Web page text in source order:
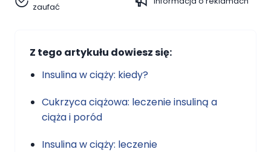
zaufać
Z tego artykułu dowiesz się:
Insulina w ciąży: kiedy?
Cukrzyca ciążowa: leczenie insuliną a
ciąża i poród
Insulina w ciąży: leczenie